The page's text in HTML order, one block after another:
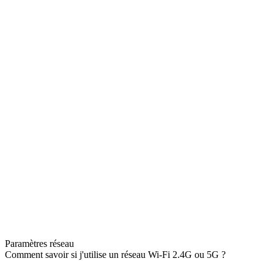
Paramètres réseau
Comment savoir si j'utilise un réseau Wi-Fi 2.4G ou 5G ?